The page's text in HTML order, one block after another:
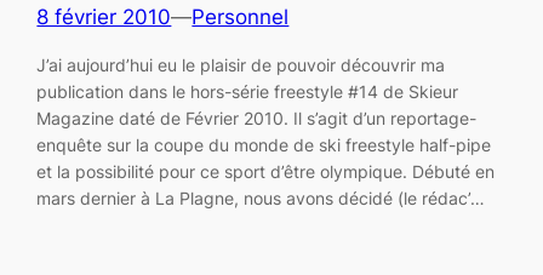
8 février 2010—Personnel
J’ai aujourd’hui eu le plaisir de pouvoir découvrir ma
publication dans le hors-série freestyle #14 de Skieur
Magazine daté de Février 2010. Il s’agit d’un reportage-
enquête sur la coupe du monde de ski freestyle half-pipe
et la possibilité pour ce sport d’être olympique. Débuté en
mars dernier à La Plagne, nous avons décidé (le rédac’…